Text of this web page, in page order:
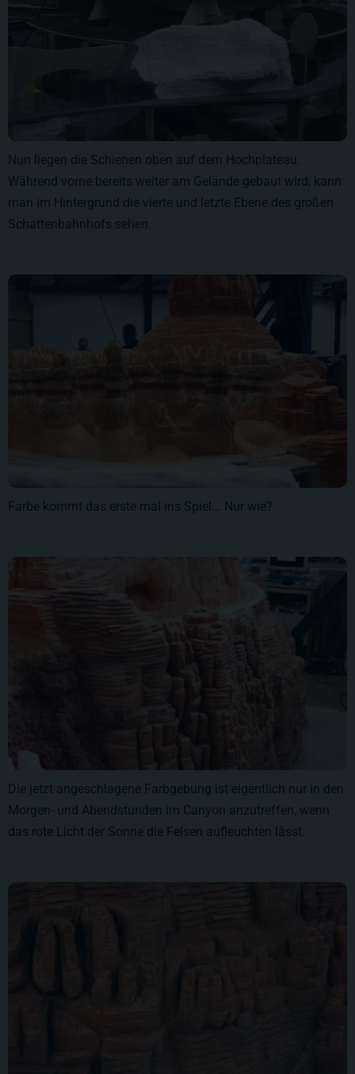
Nun liegen die Schienen oben auf dem Hochplateau.
Während vorne bereits weiter am Gelände gebaut wird, kann
man im Hintergrund die vierte und letzte Ebene des großen
Schattenbahnhofs sehen.
Farbe kommt das erste mal ins Spiel... Nur wie?
Die jetzt angeschlagene Farbgebung ist eigentlich nur in den
Morgen- und Abendstunden im Canyon anzutreffen, wenn
das rote Licht der Sonne die Felsen aufleuchten lässt.